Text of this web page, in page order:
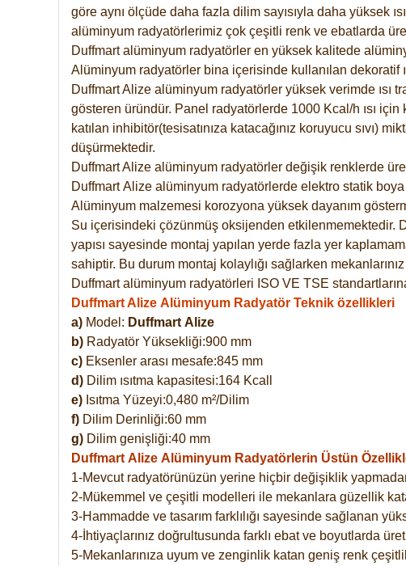
göre aynı ölçüde daha fazla dilim sayısıyla daha yüksek
alüminyum radyatörlerimiz çok çeşitli renk ve ebatlarda
Duffmart alüminyum radyatörler en yüksek kalitede
Alüminyum radyatörler bina içerisinde kullanılan dekoratif
Duffmart Alize alüminyum radyatörler yüksek verimde ısı
gösteren üründür. Panel radyatörlerde 1000 Kcal/h ısı
katılan inhibitör(tesisatınıza katacağınız koruyucu sıvı)
düşürmektedir.
Duffmart Alize alüminyum radyatörler değişik renklerde
DuffmartAlize alüminyum radyatörlerde elektro statik
Alüminyum malzemesi korozyona yüksek dayanım
Su içerisindeki çözünmüş oksijenden etkilenmemektedir.
yapısı sayesinde montaj yapılan yerde fazla yer
sahiptir. Bu durum montaj kolaylığı sağlarken
Duffmart alüminyum radyatörleri ISO VE TSE
Duffmart Alize Alüminyum Radyatör Teknik özellikleri
a) Model: Duffmart Alize
b) Radyatör Yüksekliği:900 mm
c) Eksenler arası mesafe:845 mm
d) Dilim ısıtma kapasitesi:164 Kcall
e) Isıtma Yüzeyi:0,480 m²/Dilim
f) Dilim Derinliği:60 mm
g) Dilim genişliği:40 mm
Duffmart Alize Alüminyum Radyatörlerin Üstün
1-Mevcut radyatörünüzün yerine hiçbir değişiklik
2-Mükemmel ve çeşitli modelleri ile mekanlara güzellik
3-Hammadde ve tasarım farklılığı sayesinde sağlanan
4-İhtiyaçlarınız doğrultusunda farklı ebat ve boyutlarda
5-Mekanlarınıza uyum ve zenginlik katan geniş renk